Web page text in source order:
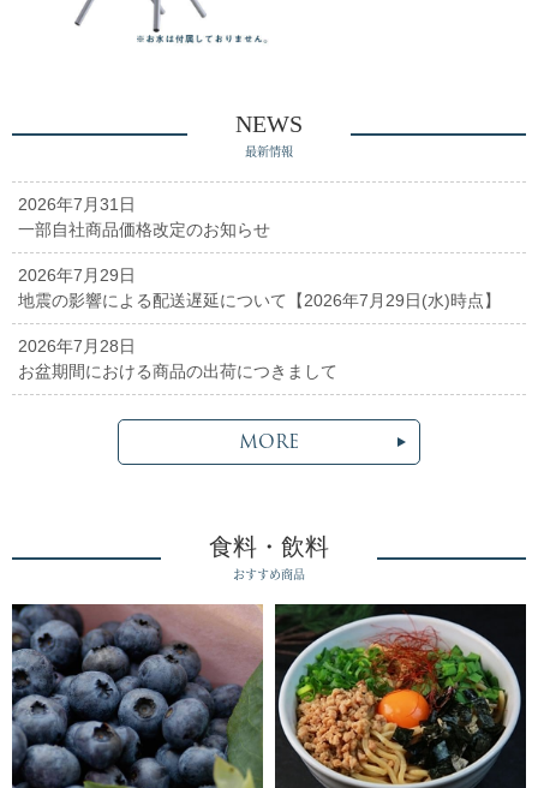
NEWS
最新情報
2026年7月31日
一部自社商品価格改定のお知らせ
2026年7月29日
地震の影響による配送遅延について【2026年7月29日(水)時点】
2026年7月28日
お盆期間における商品の出荷につきまして
MORE
食料・飲料
おすすめ商品